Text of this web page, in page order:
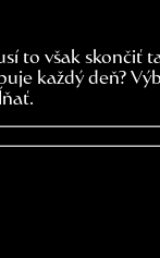
to však skončiť
každý deň?